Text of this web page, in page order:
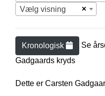
×
Vælg visning
Kronologisk Se
Gadgaards kryds
Dette er Carsten